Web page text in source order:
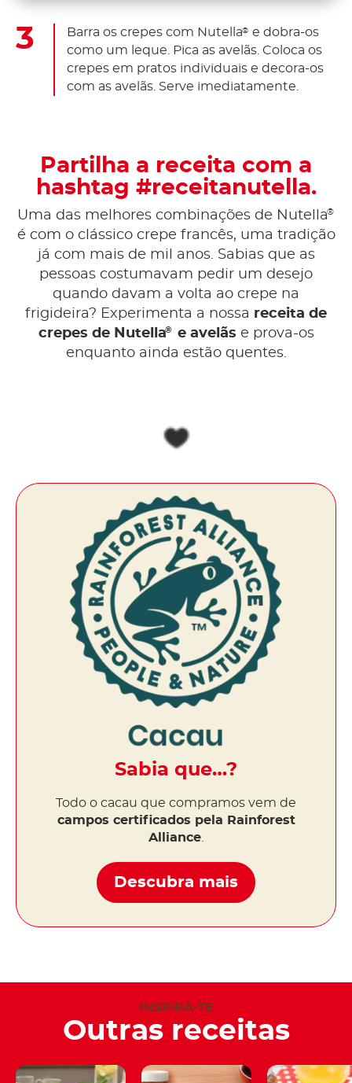
Barra os crepes com Nutella® e dobra-os
como um leque. Pica as avelãs. Coloca os
crepes em pratos individuais e decora-os
com as avelãs. Serve imediatamente.
Partilha a receita com a
hashtag #receitanutella.
Uma das melhores combinações de Nutella®
é com o clássico crepe francês, uma tradição
já com mais de mil anos. Sabias que as
pessoas costumavam pedir um desejo
quando davam a volta ao crepe na
frigideira? Experimenta a nossa receita de
crepes de Nutella® e avelãs e prova-os
enquanto ainda estão quentes.
Sabia que…?
Todo o cacau que compramos vem de
campos certificados pela Rainforest
Alliance
Descubra mais
INSPIRA-TE
Outras receitas